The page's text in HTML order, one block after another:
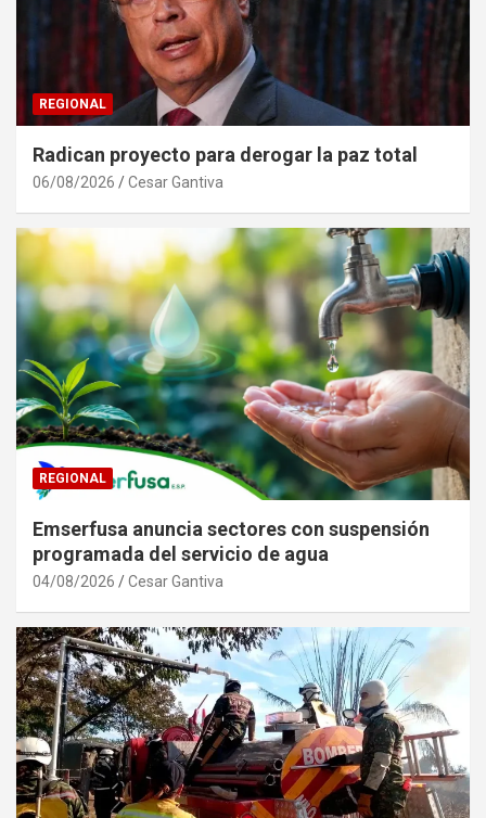
REGIONAL
Radican proyecto para derogar la paz total
06/08/2026 Cesar Gantiva
REGIONAL
Emserfusa anuncia sectores con suspensión
programada del servicio de agua
04/08/2026 Cesar Gantiva